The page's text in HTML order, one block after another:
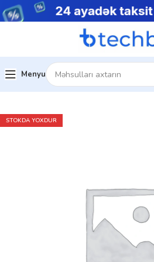
Menyu
Ev Çap avadanlıqları
STOKDA YOXDUR